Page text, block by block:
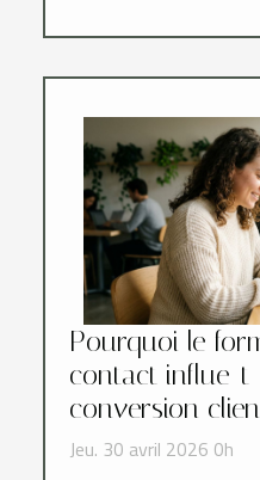
Pourquoi le
contact influe-
conversion
Jeu. 30 avril 2026 0h